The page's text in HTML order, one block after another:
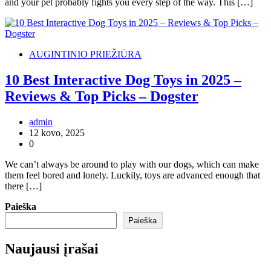
and your pet probably fights you every step of the way. This […]
AUGINTINIO PRIEŽIŪRA
10 Best Interactive Dog Toys in 2025 –
Reviews & Top Picks – Dogster
admin
12 kovo, 2025
0
We can’t always be around to play with our dogs, which can make
them feel bored and lonely. Luckily, toys are advanced enough that
there […]
Paieška
Paieška
Naujausi įrašai